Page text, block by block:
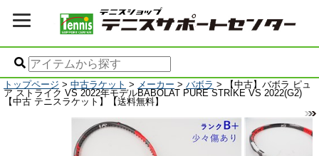
トップページ > 中古ラケット > メーカー > バボラ > 【中古】バボラ ピュ
ア ストライク VS 2022年モデルBABOLAT PURE STRIKE VS 2022(G2)
【中古 テニスラケット】【送料無料】